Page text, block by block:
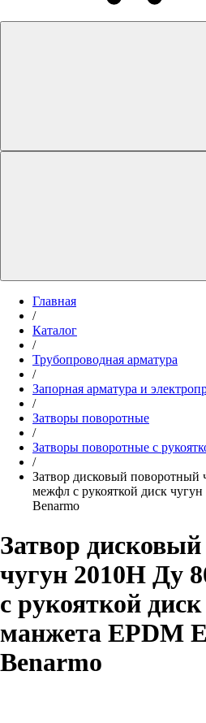
Главная
/
Каталог
/
Трубопроводная арматура
/
Запорная арматура и
/
Затворы поворотные
/
Затворы поворотные с
/
Затвор дисковый поворотный
межфл с рукояткой диск
Benarmo
Затвор
чугун 2010H Ду
с рукояткой
манжета EPDM
Benarmo